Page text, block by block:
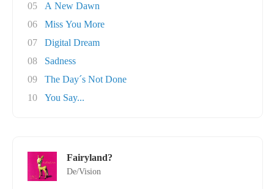
05
A New Dawn
06
Miss You More
07
Digital Dream
08
Sadness
09
The Day´s Not Done
10
You Say...
Fairyland?
De/Vision